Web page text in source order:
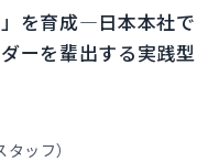
を育成―日本本社で
ーを輩出する実践型
ッフ）